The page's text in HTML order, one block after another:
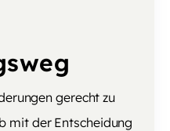
gerecht zu
mit der Entscheidung